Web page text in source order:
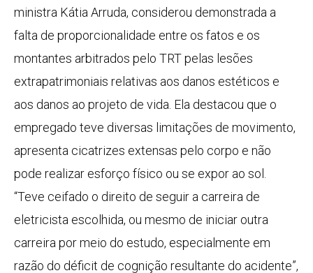
ministra Kátia Arruda, considerou demonstrada a
falta de proporcionalidade entre os fatos e os
montantes arbitrados pelo TRT pelas lesões
extrapatrimoniais relativas aos danos estéticos e
aos danos ao projeto de vida. Ela destacou que o
empregado teve diversas limitações de movimento,
apresenta cicatrizes extensas pelo corpo e não
pode realizar esforço físico ou se expor ao sol.
“Teve ceifado o direito de seguir a carreira de
eletricista escolhida, ou mesmo de iniciar outra
carreira por meio do estudo, especialmente em
razão do déficit de cognição resultante do acidente”,